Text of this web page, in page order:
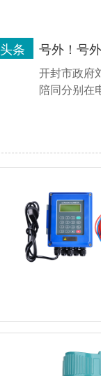
号外！号
头条
开封市政府
陪同分别在